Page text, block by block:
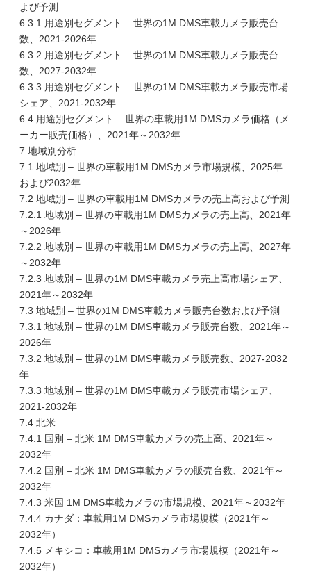
よび予測
6.3.1 用途別セグメント – 世界の1M DMS車載カメラ販売台
数、2021-2026年
6.3.2 用途別セグメント – 世界の1M DMS車載カメラ販売台
数、2027-2032年
6.3.3 用途別セグメント – 世界の1M DMS車載カメラ販売市場
シェア、2021-2032年
6.4 用途別セグメント – 世界の車載用1M DMSカメラ価格（メ
ーカー販売価格）、2021年～2032年
7 地域別分析
7.1 地域別 – 世界の車載用1M DMSカメラ市場規模、2025年
および2032年
7.2 地域別 – 世界の車載用1M DMSカメラの売上高および予測
7.2.1 地域別 – 世界の車載用1M DMSカメラの売上高、2021年
～2026年
7.2.2 地域別 – 世界の車載用1M DMSカメラの売上高、2027年
～2032年
7.2.3 地域別 – 世界の1M DMS車載カメラ売上高市場シェア、
2021年～2032年
7.3 地域別 – 世界の1M DMS車載カメラ販売台数および予測
7.3.1 地域別 – 世界の1M DMS車載カメラ販売台数、2021年～
2026年
7.3.2 地域別 – 世界の1M DMS車載カメラ販売数、2027-2032
年
7.3.3 地域別 – 世界の1M DMS車載カメラ販売市場シェア、
2021-2032年
7.4 北米
7.4.1 国別 – 北米 1M DMS車載カメラの売上高、2021年～
2032年
7.4.2 国別 – 北米 1M DMS車載カメラの販売台数、2021年～
2032年
7.4.3 米国 1M DMS車載カメラの市場規模、2021年～2032年
7.4.4 カナダ：車載用1M DMSカメラ市場規模（2021年～
2032年）
7.4.5 メキシコ：車載用1M DMSカメラ市場規模（2021年～
2032年）